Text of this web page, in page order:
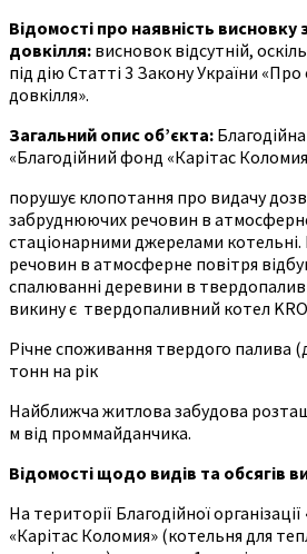
Відомості про наявність висновку
довкілля: висновок відсутній,
під дію Статті 3 Закону України
довкілля».
Загальний опис об’єкта:
«Благодійний фонд «Карітас
порушує клопотання про видачу
забруднюючих речовин в
стаціонарними джерелами
речовин в атмосферне повітря
спалюванні деревини в
викину є твердопаливний котел
Річне споживання твердого палива
тонн на рік
Найближча житлова забудова
м від проммайданчика.
Відомості щодо видів та обсягів
На території Благодійної
«Карітас Коломия» (котельня для